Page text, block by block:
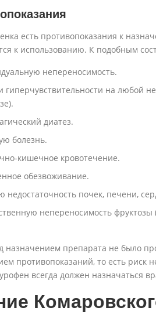
есть противопоказания к
к использованию. К подобным
непереносимость.
гиперчувствительности на любой
диатез.
болезнь.
кишечное кровотечение.
обезвоживание.
недостаточность почек, печени,
непереносимость фруктозы
назначением препарата не было
противопоказаний, то есть риск
всегда должен назначаться